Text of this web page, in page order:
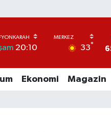
20:10 33°
Ekonomi Magazin